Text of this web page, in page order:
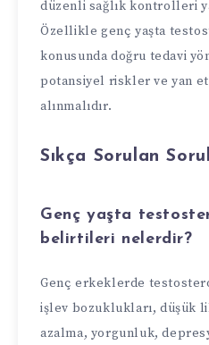
düzenli sağlık kontrolleri
Özellikle genç yaşta
konusunda doğru tedavi
potansiyel riskler ve yan
alınmalıdır.
Sıkça Sorulan
Genç yaşta
belirtileri nelerdir?
Genç erkeklerde
işlev bozuklukları, düşük
azalma, yorgunluk,